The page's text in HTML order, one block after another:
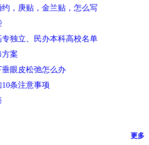
，庚贴，金兰贴，怎么写
独立、民办本科高校名单
案
眼皮松弛怎么办
条注意事项
更多